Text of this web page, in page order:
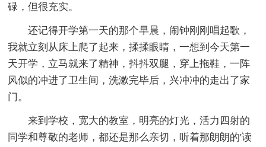
碌，但很充实。
还记得开学第一天的那个早晨，闹钟刚刚唱起歌，
我就立刻从床上爬了起来，揉揉眼睛，一想到今天第一
天开学，立马就来了精神，抖抖双腿，穿上拖鞋，一阵
风似的冲进了卫生间，洗漱完毕后，兴冲冲的走出了家
门。
来到学校，宽大的教室，明亮的灯光，活力四射的
同学和尊敬的老师，都还是那么亲切，听着那朗朗的'读